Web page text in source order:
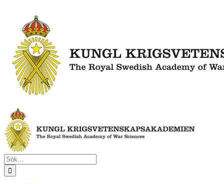
innehållet
Sök
efter: